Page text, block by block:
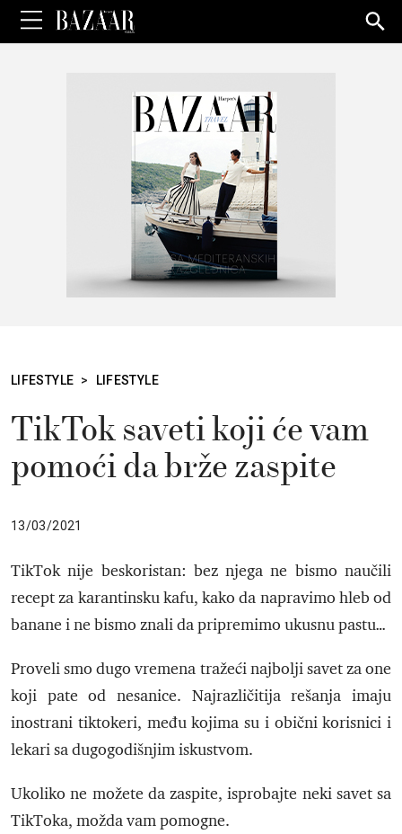
for:
LIFESTYLE > LIFESTYLE
TikTok saveti koji će vam
pomoći da brže zaspite
13/03/2021
TikTok nije beskoristan: bez njega ne bismo naučili
recept za karantinsku kafu, kako da napravimo hleb od
banane i ne bismo znali da pripremimo ukusnu pastu…
Proveli smo dugo vremena tražeći najbolji savet za one
koji pate od nesanice. Najrazličitija rešanja imaju
inostrani tiktokeri, među kojima su i obični korisnici i
lekari sa dugogodišnjim iskustvom.
Ukoliko ne možete da zaspite, isprobajte neki savet sa
TikToka, možda vam pomogne.